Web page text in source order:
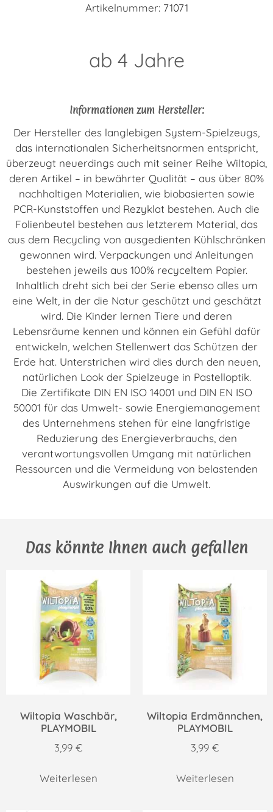
Artikelnummer: 71071
ab 4 Jahre
Informationen zum Hersteller:
Der Hersteller des langlebigen System-Spielzeugs,
das internationalen Sicherheitsnormen entspricht,
überzeugt neuerdings auch mit seiner Reihe Wiltopia,
deren Artikel – in bewährter Qualität – aus über 80%
nachhaltigen Materialien, wie biobasierten sowie
PCR-Kunststoffen und Rezyklat bestehen. Auch die
Folienbeutel bestehen aus letzterem Material, das
aus dem Recycling von ausgedienten Kühlschränken
gewonnen wird. Verpackungen und Anleitungen
bestehen jeweils aus 100% recyceltem Papier.
Inhaltlich dreht sich bei der Serie ebenso alles um
eine Welt, in der die Natur geschützt und geschätzt
wird. Die Kinder lernen Tiere und deren
Lebensräume kennen und können ein Gefühl dafür
entwickeln, welchen Stellenwert das Schützen der
Erde hat. Unterstrichen wird dies durch den neuen,
natürlichen Look der Spielzeuge in Pastelloptik.
Die Zertifikate DIN EN ISO 14001 und DIN EN ISO
50001 für das Umwelt- sowie Energiemanagement
des Unternehmens stehen für eine langfristige
Reduzierung des Energieverbrauchs, den
verantwortungsvollen Umgang mit natürlichen
Ressourcen und die Vermeidung von belastenden
Auswirkungen auf die Umwelt.
Das könnte Ihnen auch gefallen
Wiltopia Waschbär,
PLAYMOBIL
3,99 €
Weiterlesen
Wiltopia Erdmännchen,
PLAYMOBIL
3,99 €
Weiterlesen